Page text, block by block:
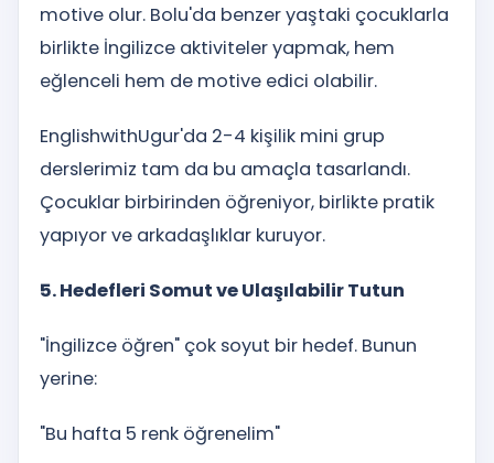
motive olur. Bolu'da benzer yaştaki çocuklarla
birlikte İngilizce aktiviteler yapmak, hem
eğlenceli hem de motive edici olabilir.
EnglishwithUgur'da 2-4 kişilik mini grup
derslerimiz tam da bu amaçla tasarlandı.
Çocuklar birbirinden öğreniyor, birlikte pratik
yapıyor ve arkadaşlıklar kuruyor.
5. Hedefleri Somut ve Ulaşılabilir Tutun
"İngilizce öğren" çok soyut bir hedef. Bunun
yerine:
"Bu hafta 5 renk öğrenelim"